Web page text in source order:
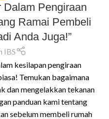
Dalam Pengiraan
Ramai Pembeli
Anda Juga!”
IBS
kesilapan pengiraan
Temukan bagaimana
dan mengelakkan tekanan
panduan kami tentang
sebelum membeli rumah